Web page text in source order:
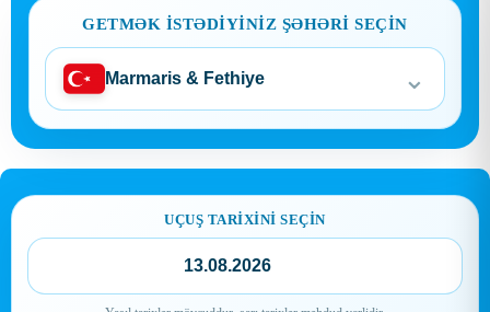
GETMƏK ISTƏDIYINIZ ŞƏHƏRI SEÇIN
Marmaris & Fethiye ⌄
UÇUŞ TARIXINI SEÇIN